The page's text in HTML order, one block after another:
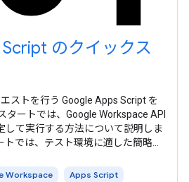
のクイックス
ストを行う Google Apps Script を
タートでは、Google Workspace API
して実行する方法について説明しま
では、テスト環境に適した簡略化
択 する前に、 認証と認可 について
Workspace Apps Script